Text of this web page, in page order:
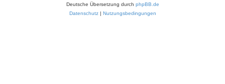
Deutsche Übersetzung durch phpBB.de
Datenschutz | Nutzungsbedingungen